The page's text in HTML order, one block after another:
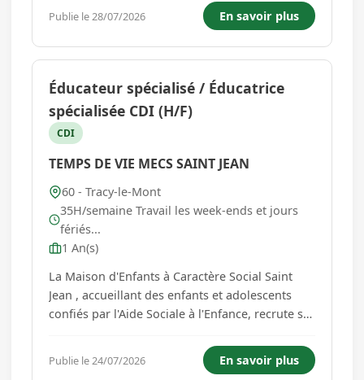
devez avoir la capacité d'agir de manière
professionnelle et réfléchie en toute
circonstance. Vos princi...
Publie le 28/07/2026 En savoir plus
Éducateur spécialisé / Éducatrice
spécialisée CDI (H/F)
CDI
TEMPS DE VIE MECS SAINT JEAN
60 - Tracy-le-Mont
35H/semaine Travail les week-ends et jours
fériés...
1 An(s)
La Maison d'Enfants à Caractère Social Saint
Jean , accueillant des enfants et adolescents
confiés par l'Aide Sociale à l'Enfance, recrute sur
spécialisé / Éducatrice spécialisée en CDI à
pourvoir dès que possible (diplôme ME
Publie le 24/07/2026 En savoir plus